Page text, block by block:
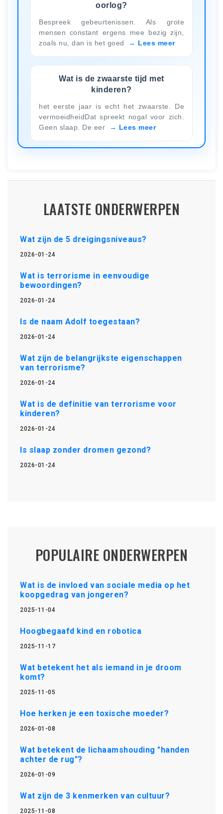
oorlog?
Bespreek gebeurtenissen. Als grote
mensen constant ergens mee bezig zijn,
zoals nu, dan is het goed
Lees meer
Wat is de zwaarste tijd met
kinderen?
het eerste jaar is echt het zwaarste. De
vermoeidheidDat spreekt nogal voor zich.
Geen slaap. De eer
Lees meer
LAATSTE ONDERWERPEN
Wat zijn de 5 dreigingsniveaus?
2026-01-24
Wat is terrorisme in eenvoudige
bewoordingen?
2026-01-24
Is de naam Adolf toegestaan?
2026-01-24
Wat zijn de belangrijkste eigenschappen
van terrorisme?
2026-01-24
Wat is de definitie van terrorisme voor
kinderen?
2026-01-24
Is slaap zonder dromen gezond?
2026-01-24
POPULAIRE ONDERWERPEN
Wat is de invloed van sociale media op het
koopgedrag van jongeren?
2025-11-04
Hoogbegaafd kind en robotica
2025-11-17
Wat betekent het als iemand in je droom
komt?
2025-11-05
Hoe herken je een toxische moeder?
2026-01-08
Wat betekent de lichaamshouding "handen
achter de rug"?
2026-01-09
Wat zijn de 3 kenmerken van cultuur?
2025-11-08